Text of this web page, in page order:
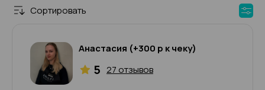
Сортировать
Анастасия (+300 р к чеку)
5 27 отзывов